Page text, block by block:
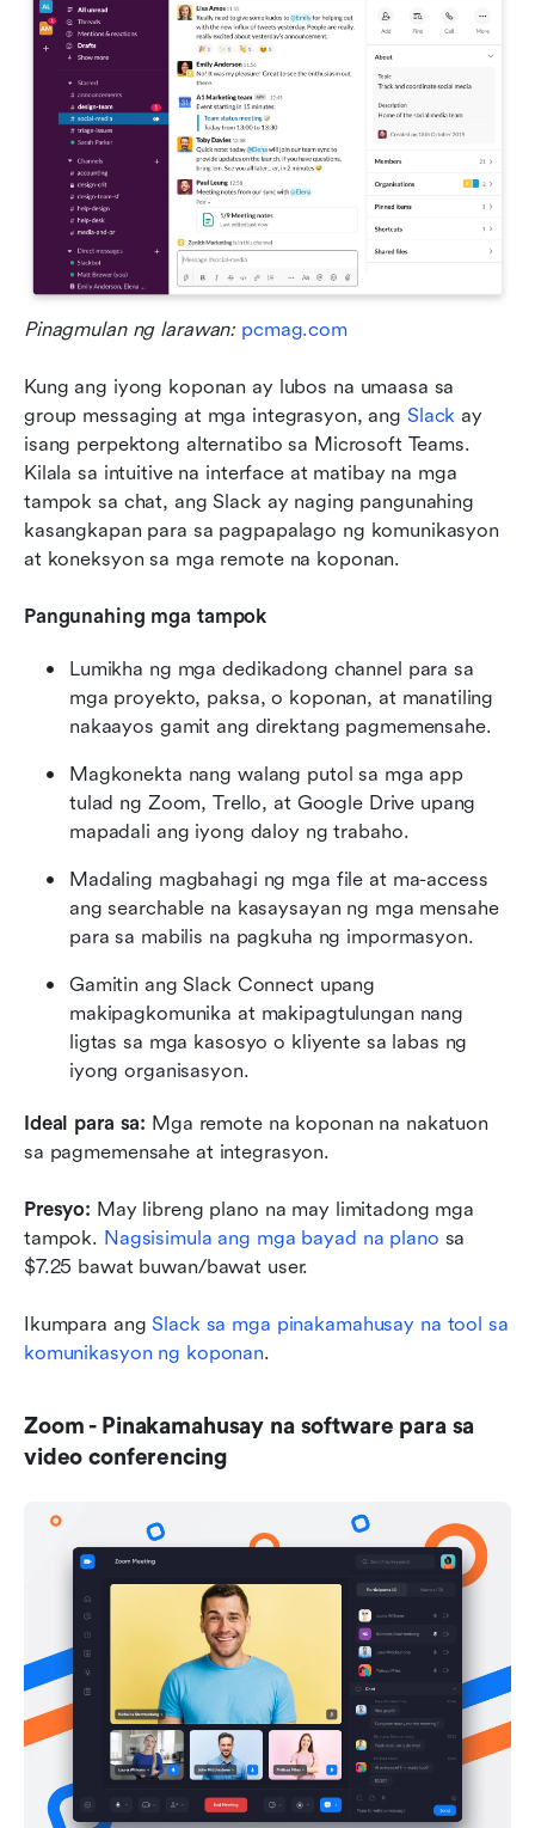
Pinagmulan ng larawan: pcmag.com
Kung ang iyong koponan ay lubos na umaasa sa
group messaging at mga integrasyon, ang Slack ay
isang perpektong alternatibo sa Microsoft Teams.
Kilala sa intuitive na interface at matibay na mga
tampok sa chat, ang Slack ay naging pangunahing
kasangkapan para sa pagpapalago ng komunikasyon
at koneksyon sa mga remote na koponan.
Pangunahing mga tampok
Lumikha ng mga dedikadong channel para sa
mga proyekto, paksa, o koponan, at manatiling
nakaayos gamit ang direktang pagmemensahe.
Magkonekta nang walang putol sa mga app
tulad ng Zoom, Trello, at Google Drive upang
mapadali ang iyong daloy ng trabaho.
Madaling magbahagi ng mga file at ma-access
ang searchable na kasaysayan ng mga mensahe
para sa mabilis na pagkuha ng impormasyon.
Gamitin ang Slack Connect upang
makipagkomunika at makipagtulungan nang
ligtas sa mga kasosyo o kliyente sa labas ng
iyong organisasyon.
Ideal para sa: Mga remote na koponan na nakatuon
sa pagmemensahe at integrasyon.
Presyo: May libreng plano na may limitadong mga
tampok. Nagsisimula ang mga bayad na plano sa
$7.25 bawat buwan/bawat user.
Ikumpara ang Slack sa mga pinakamahusay na tool sa
komunikasyon ng koponan.
Zoom - Pinakamahusay na software para sa
video conferencing